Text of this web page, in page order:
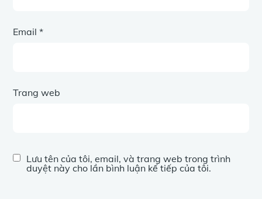
Email*
Trang web
Lưu tên của tôi, email, và trang web trong trình
duyệt này cho lần bình luận kế tiếp của tôi.